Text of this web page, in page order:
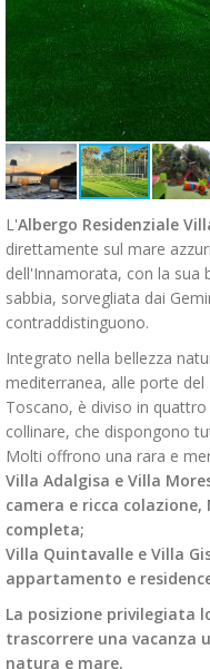
L'Albergo Residenziale
direttamente sul mare
dell'Innamorata, con la sua
sabbia, sorvegliata dai
contraddistinguono.
Integrato nella bellezza
mediterranea, alle porte
Toscano, è diviso in quattro
collinare, che dispongono
Molti offrono una rara e
Villa Adalgisa e Villa
camera e ricca colazione,
completa;
Villa Quintavalle e Villa
appartamento e
La posizione privilegiata
trascorrere una vacanza
natura e mare.